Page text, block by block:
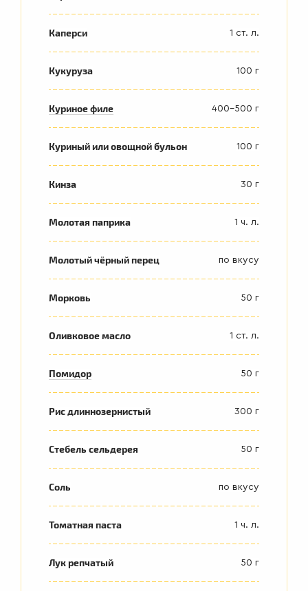
Каперси 1 ст. л.
Кукуруза 100 г
Куриное филе 400-500 г
Куриный или овощной бульон 100 г
Кинза 30 г
Молотая паприка 1 ч. л.
Молотый чёрный перец по вкусу
Морковь 50 г
Оливковое масло 1 ст. л.
Помидор 50 г
Рис длиннозернистый 300 г
Стебель сельдерея 50 г
Соль по вкусу
Томатная паста 1 ч. л.
Лук репчатый 50 г